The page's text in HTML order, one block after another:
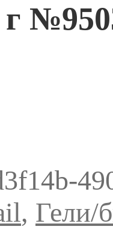
г
, Гели/